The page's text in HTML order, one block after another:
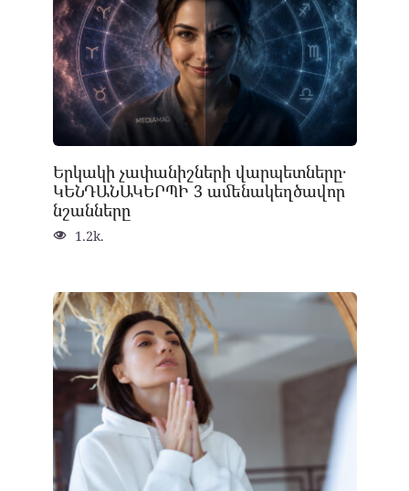
Երկակի չափանիշների վարպետները․
ԿԵՆԴԱՆԱԿԵՐՊԻ 3 ամենակեղծավոր
նշանները
1.2k.